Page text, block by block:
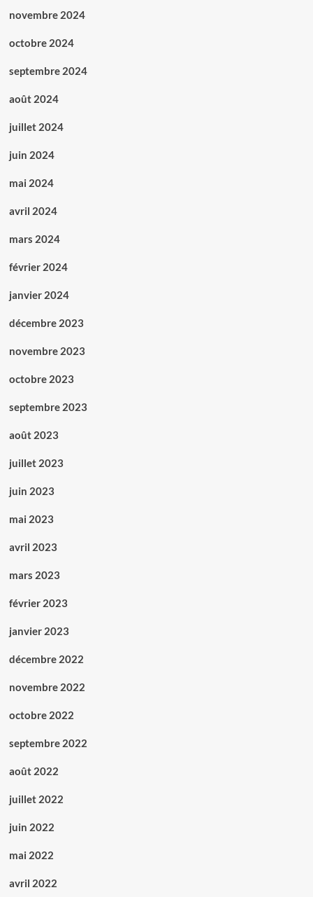
novembre 2024
octobre 2024
septembre 2024
août 2024
juillet 2024
juin 2024
mai 2024
avril 2024
mars 2024
février 2024
janvier 2024
décembre 2023
novembre 2023
octobre 2023
septembre 2023
août 2023
juillet 2023
juin 2023
mai 2023
avril 2023
mars 2023
février 2023
janvier 2023
décembre 2022
novembre 2022
octobre 2022
septembre 2022
août 2022
juillet 2022
juin 2022
mai 2022
avril 2022